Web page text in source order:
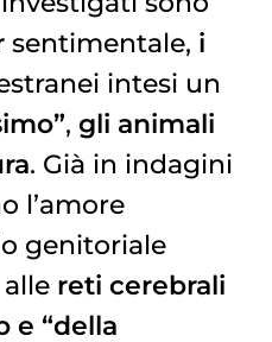
sentimentale, i
intesi un
, gli animali
. Già in indagini
l’amore
genitoriale
reti cerebrali
e “della